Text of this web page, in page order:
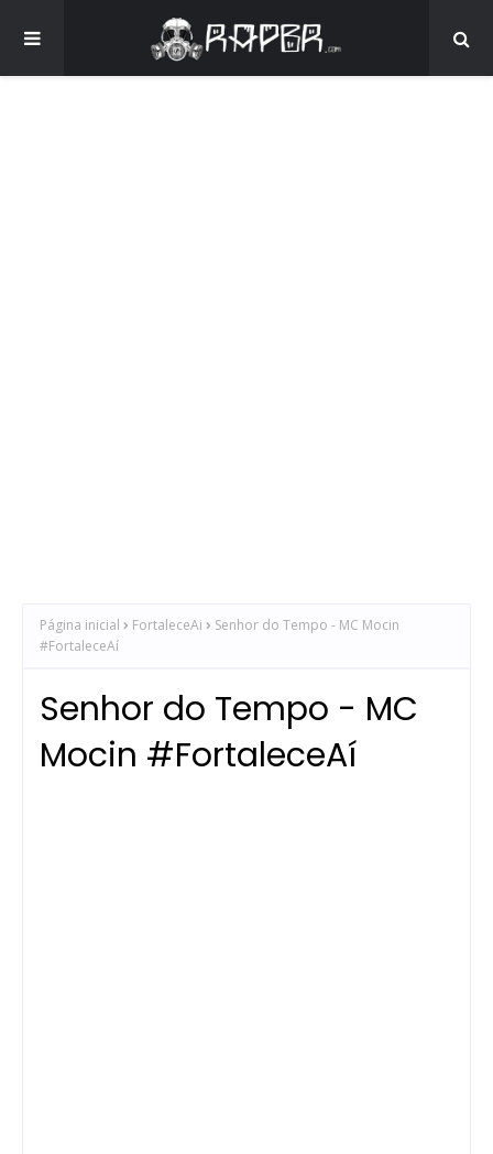
Página inicial FortaleceAi
Senhor do Tempo - MC Mocin
#FortaleceAí
Senhor do Tempo - MC
Mocin #FortaleceAí